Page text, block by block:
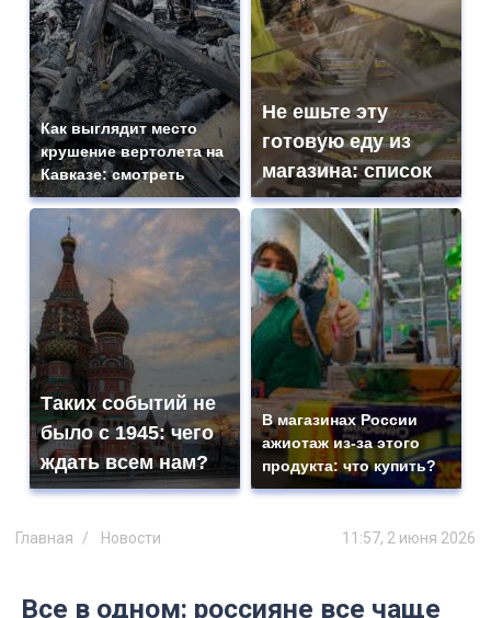
Как выглядит место
крушение вертолета на
Кавказе: смотреть
Не ешьте эту
готовую еду из
магазина: список
Таких событий не
было с 1945: чего
ждать всем нам?
В магазинах России
ажиотаж из-за этого
продукта: что купить?
Главная Новости 11:57, 2 июня 2026
Все в одном: россияне все чаще